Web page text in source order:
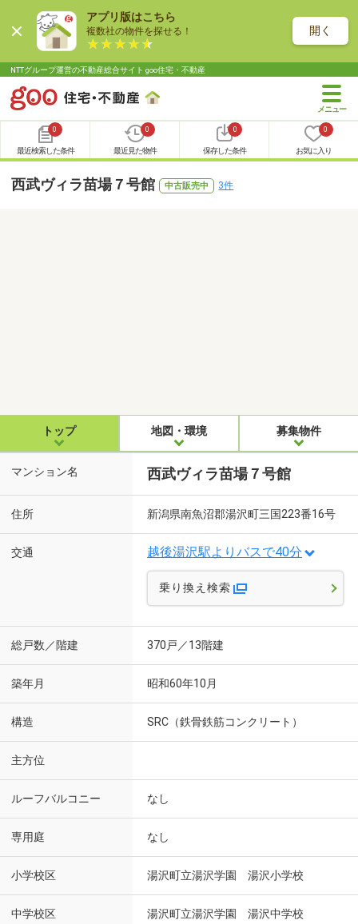
アプリ版はこちら
複数社の物件を探せる！ 開く
NTTグループ運営の不動産総合サイト goo住宅・不動産
0
最近検索した条件
0
最近見た物件
0
保存した条件
0
お気に入り
西武ヴィラ苗場７号館 中古販売中 3件
トップ 地図・環境 募集物件
マンション名 西武ヴィラ苗場７号館
住所 新潟県南魚沼郡湯沢町三国223番16号
交通 越後湯沢駅よりバスで40分
乗り換え検索
総戸数／階建 370戸／13階建
築年月 昭和60年10月
構造 SRC（鉄骨鉄筋コンクリート）
主方位
ルーフバルコニー なし
専用庭 なし
小学校区 湯沢町立湯沢学園 湯沢小学校
中学校区 湯沢町立湯沢学園 湯沢中学校